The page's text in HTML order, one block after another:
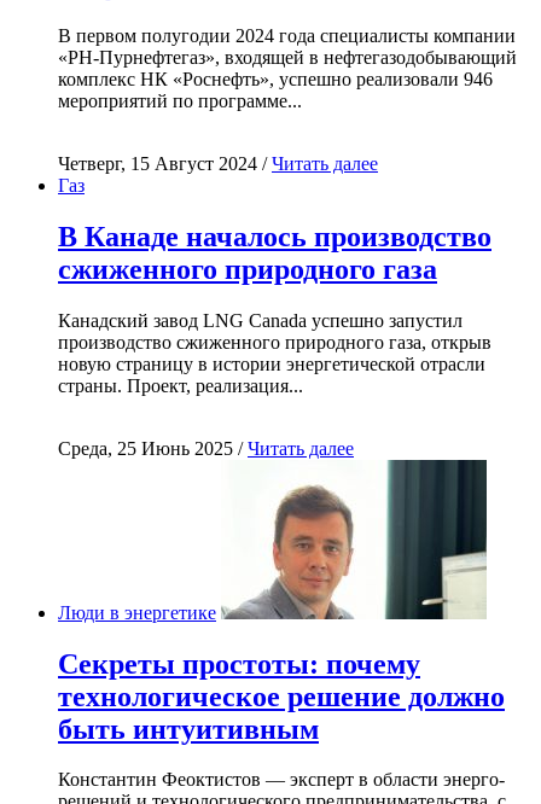
В первом полугодии 2024 года специалисты компании
«РН-Пурнефтегаз», входящей в нефтегазодобывающий
комплекс НК «Роснефть», успешно реализовали 946
мероприятий по программе...
Четверг, 15 Август 2024 /Читать далее
Газ
В Канаде началось производство
сжиженного природного газа
Канадский завод LNG Canada успешно запустил
производство сжиженного природного газа, открыв
новую страницу в истории энергетической отрасли
страны. Проект, реализация...
Среда, 25 Июнь 2025 /Читать далее
Люди в энергетике
Секреты простоты: почему
технологическое решение должно
быть интуитивным
Константин Феоктистов — эксперт в области энерго-